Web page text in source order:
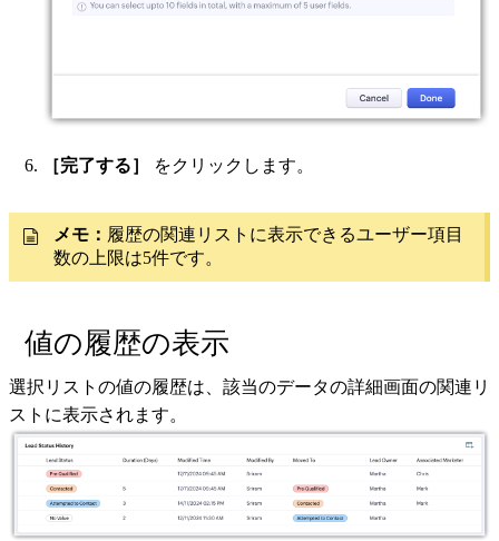
［完了する］ をクリックします。
メモ： 履歴の関連リストに表示できるユーザー項目
数の上限は5件です。
値の履歴の表示
選択リストの値の履歴は、該当のデータの詳細画面の関連リ
ストに表示されます。